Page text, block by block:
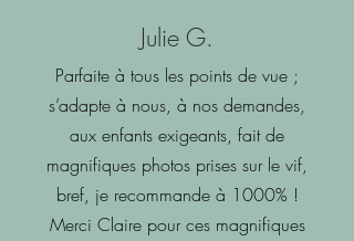
Julie G.
Parfaite à tous les points de vue ;
s’adapte à nous, à nos demandes,
aux enfants exigeants, fait de
magnifiques photos prises sur le vif,
bref, je recommande à 1000% !
Merci Claire pour ces magnifiques